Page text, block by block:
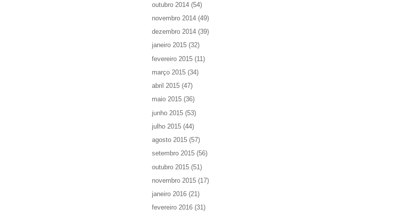
outubro 2014 (54)
novembro 2014 (49)
dezembro 2014 (39)
janeiro 2015 (32)
fevereiro 2015 (11)
março 2015 (34)
abril 2015 (47)
maio 2015 (36)
junho 2015 (53)
julho 2015 (44)
agosto 2015 (57)
setembro 2015 (56)
outubro 2015 (51)
novembro 2015 (17)
janeiro 2016 (21)
fevereiro 2016 (31)